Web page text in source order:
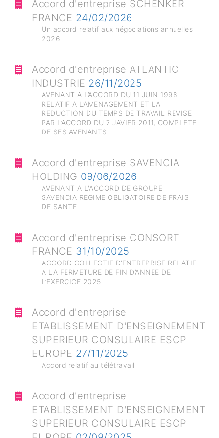
Accord d'entreprise SCHENKER
FRANCE 24/02/2026
Un accord relatif aux négociations annuelles
2026
Accord d'entreprise ATLANTIC
INDUSTRIE 26/11/2025
AVENANT A L’ACCORD DU 11 JUIN 1998
RELATIF A L’AMENAGEMENT ET LA
REDUCTION DU TEMPS DE TRAVAIL REVISE
PAR L’ACCORD DU 7 JAVIER 2011, COMPLETE
DE SES AVENANTS
Accord d'entreprise SAVENCIA
HOLDING 09/06/2026
AVENANT A L'ACCORD DE GROUPE
SAVENCIA REGIME OBLIGATOIRE DE FRAIS
DE SANTE
Accord d'entreprise CONSORT
FRANCE 31/10/2025
ACCORD COLLECTIF D’ENTREPRISE RELATIF
A LA FERMETURE DE FIN D’ANNEE DE
L’EXERCICE 2025
Accord d'entreprise
ETABLISSEMENT D'ENSEIGNEMENT
SUPERIEUR CONSULAIRE ESCP
EUROPE 27/11/2025
Accord relatif au télétravail
Accord d'entreprise
ETABLISSEMENT D'ENSEIGNEMENT
SUPERIEUR CONSULAIRE ESCP